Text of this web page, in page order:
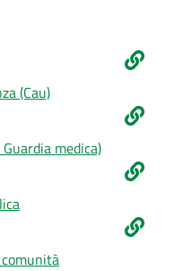
(Cau)
medica)